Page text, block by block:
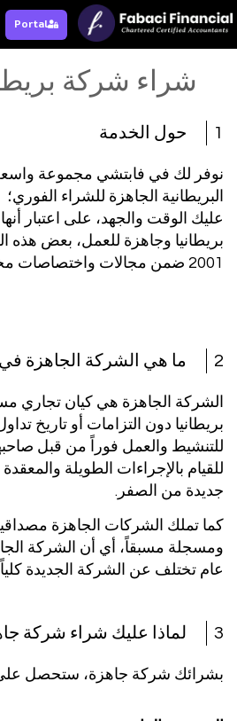
Portal
شراء شركة
1 حول الخدمة
نوفر لك في فابتشي مجموعة
البريطانية الجاهزة للشراء
عليك الوقت والجهد، على اعتبار
بريطانيا وجاهزة للعمل، بعض
2001 ضمن مجالات واختصاصات مختلفة.
2 ما هي الشركة الجاهزة في
الشركة الجاهزة هي كيان تجاري
بريطانيا دون التزامات أو تاريخ
للتنشيط والعمل فوراً من قبل
للقيام بالإجراءات الطويلة
جديدة من الصفر.
كما تملك الشركات الجاهزة
عام تختلف عن الشركة الجديدة
3 لماذا عليك شراء شركة
بشرائك شركة جاهزة، ستحصل على